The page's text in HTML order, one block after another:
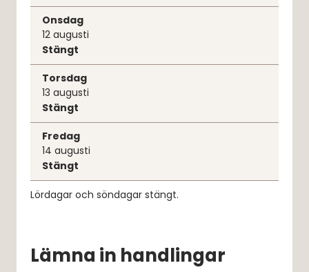
Onsdag
12 augusti
Stängt
Torsdag
13 augusti
Stängt
Fredag
14 augusti
Stängt
Lördagar och söndagar stängt.
Lämna in handlingar